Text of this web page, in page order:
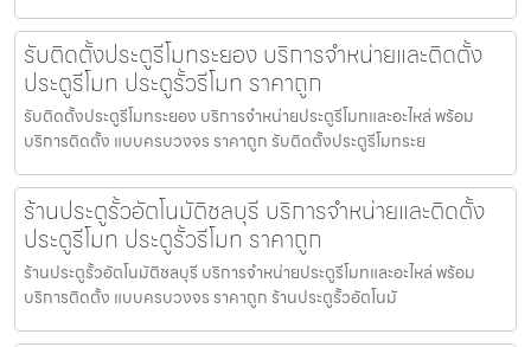
รับติดตั้งประตูรีโมทระยอง บริการจำหน่ายและติดตั้ง
ประตูรีโมท ประตูรั้วรีโมท ราคาถูก
รับติดตั้งประตูรีโมทระยอง บริการจำหน่ายประตูรีโมทและอะไหล่ พร้อม
บริการติดตั้ง แบบครบวงจร ราคาถูก รับติดตั้งประตูรีโมทระย
ร้านประตูรั้วอัตโนมัติชลบุรี บริการจำหน่ายและติดตั้ง
ประตูรีโมท ประตูรั้วรีโมท ราคาถูก
ร้านประตูรั้วอัตโนมัติชลบุรี บริการจำหน่ายประตูรีโมทและอะไหล่ พร้อม
บริการติดตั้ง แบบครบวงจร ราคาถูก ร้านประตูรั้วอัตโนมั